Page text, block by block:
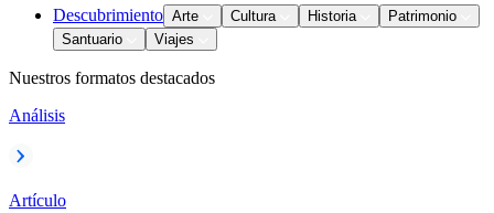
Descubrimiento Arte Cultura Historia
Patrimonio
Santuario
Viajes
Nuestros formatos destacados
Análisis
Artículo